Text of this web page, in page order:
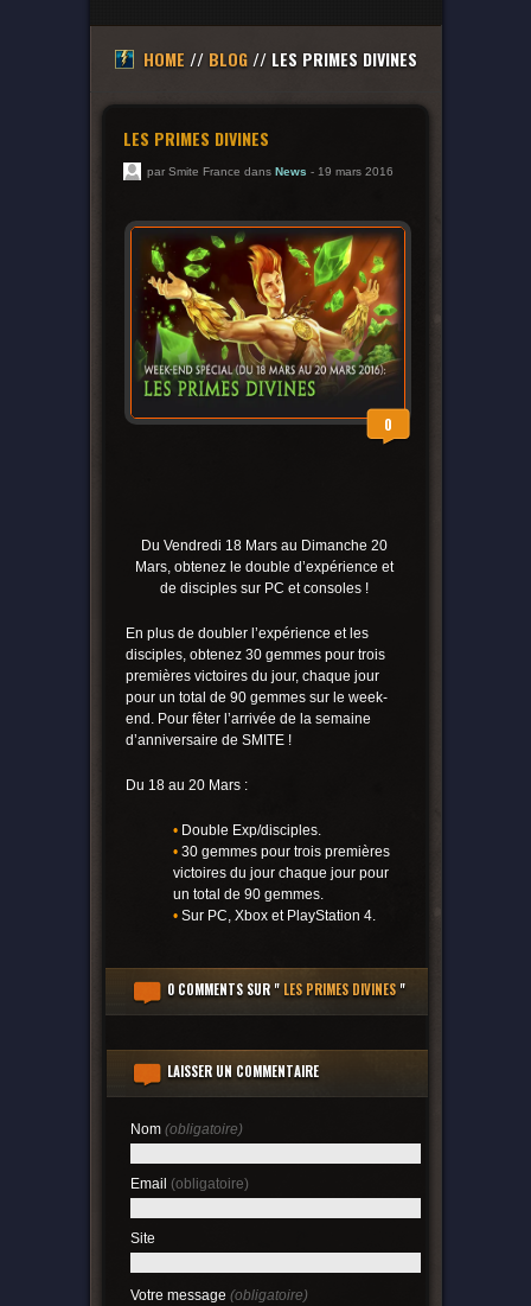
HOME // BLOG// LES PRIMES DIVINES
LES PRIMES DIVINES
par Smite France dans News - 19 mars 2016
0
Du Vendredi 18 Mars au Dimanche 20
Mars, obtenez le double d’expérience et
de disciples sur PC et consoles !
En plus de doubler l’expérience et les
disciples, obtenez 30 gemmes pour trois
premières victoires du jour, chaque jour
pour un total de 90 gemmes sur le week-
end. Pour fêter l’arrivée de la semaine
d’anniversaire de SMITE !
Du 18 au 20 Mars :
•Double Exp/disciples.
•30 gemmes pour trois premières
victoires du jour chaque jour pour
un total de 90 gemmes.
•Sur PC, Xbox et PlayStation 4.
0 COMMENTSSUR "LES PRIMES DIVINES"
LAISSER UN COMMENTAIRE
Nom (obligatoire)
Email (obligatoire)
Site
Votre message (obligatoire)